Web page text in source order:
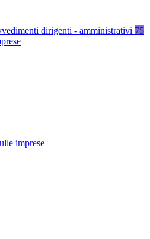
dirigenti - amministrativi 75
imprese